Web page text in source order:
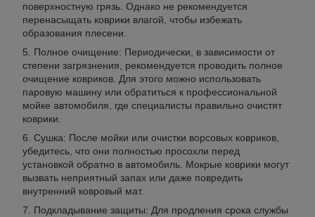
поверхностную грязь. Однако не рекомендуется
перенасыщать коврики влагой, чтобы избежать
образования плесени.
Полное очищение: Периодически, в зависимости от
степени загрязнения, рекомендуется проводить полное
очищение ковриков. Для этого можно использовать
паровую машину или обратиться к профессиональной
мойке автомобиля, где специалисты правильно очистят
коврики.
Сушка: После мойки или очистки ворсовых ковриков,
убедитесь, что они полностью просохли перед
установкой обратно в автомобиль. Мокрые коврики могут
вызвать неприятный запах или даже повредить
внутренний ковровый мат.
Подкладывание защиты: Для продления срока службы